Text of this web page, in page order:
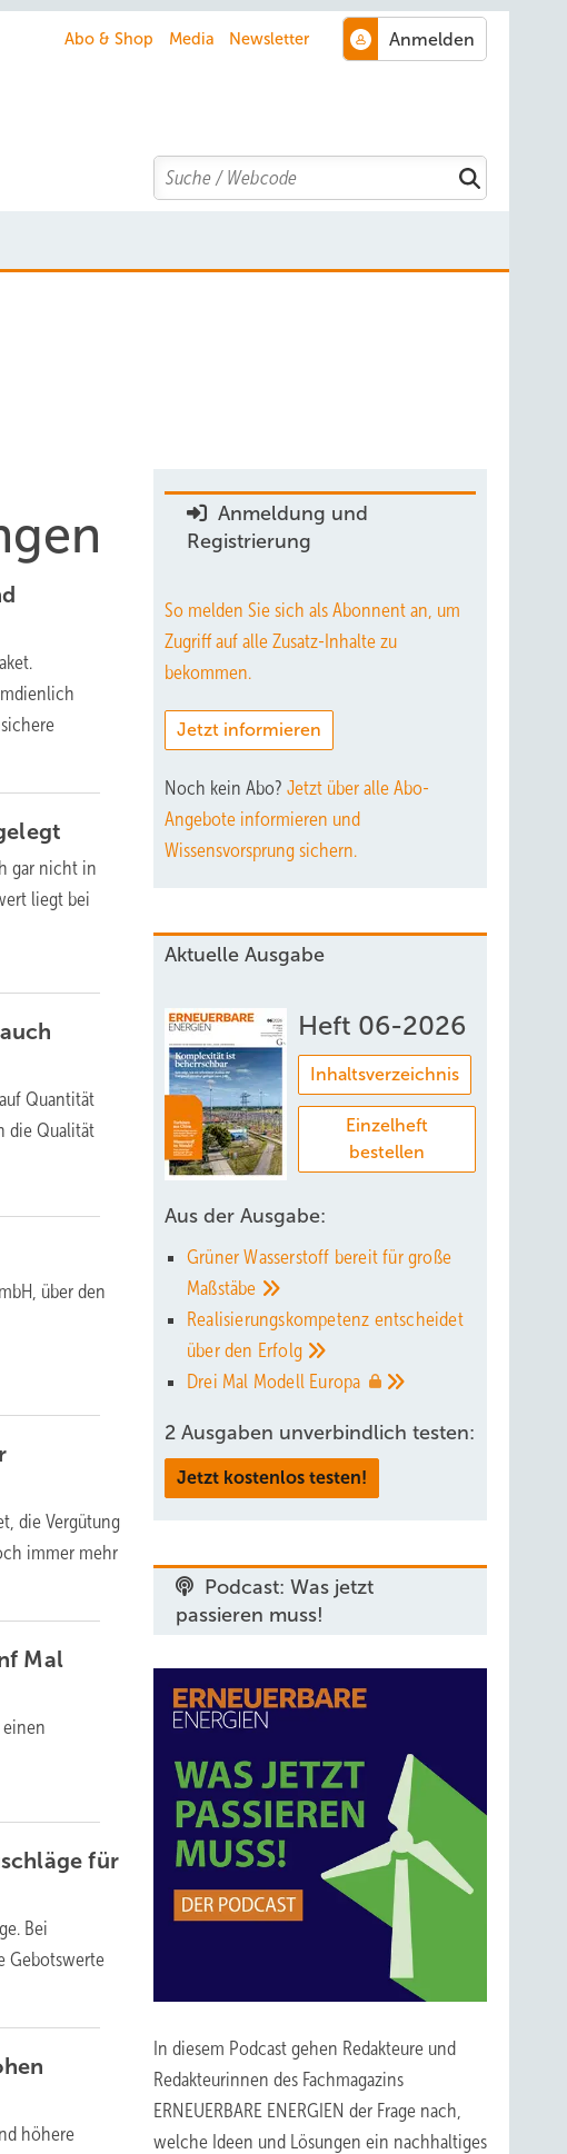
Abo & Shop Media Newsletter
Search
gar nicht in
liegt bei
Quantität
die Qualität
über den
die Vergütung
immer mehr
Mal
einen
für
Bei
Gebotswerte
höhere
Anmeldung und
Registrierung
So melden Sie sich als Abonnent an, um
Zugriff auf alle Zusatz-Inhalte zu
bekommen.
Jetzt informieren
Noch kein Abo? Jetzt über alle Abo-
Angebote informieren und
Wissensvorsprung sichern.
Aktuelle Ausgabe
Heft 06-2026
Inhaltsverzeichnis
Einzelheft
bestellen
Aus der Ausgabe:
Grüner Wasserstoff bereit für große
Maßstäbe
Realisierungskompetenz entscheidet
über den Erfolg
Drei Mal Modell Europa
2 Ausgaben unverbindlich testen:
Jetzt kostenlos testen!
Podcast: Was jetzt
passieren muss!
In diesem Podcast gehen Redakteure und
Redakteurinnen des Fachmagazins
ERNEUERBARE ENERGIEN der Frage nach,
welche Ideen und Lösungen ein nachhaltiges